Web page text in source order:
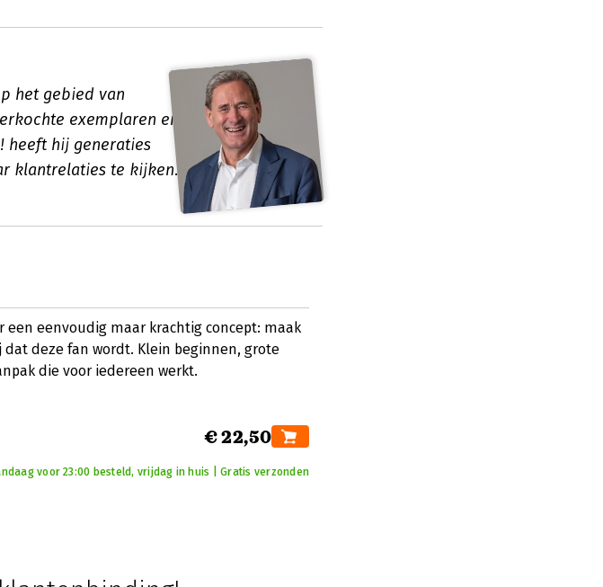
het gebied van
exemplaren en
heeft hij generaties
klantrelaties te kijken.
eenvoudig maar krachtig concept: maak
deze fan wordt. Klein beginnen, grote
die voor iedereen werkt.
€ 22,50
voor 23:00 besteld, vrijdag in huis | Gratis verzonden